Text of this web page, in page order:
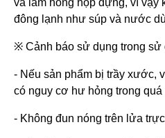
và làm hỏng hộp đựng, vì vậy
đông lạnh như súp và nước
※ Cảnh báo sử dụng trong sử
- Nếu sản phẩm bị trầy xước,
có nguy cơ hư hỏng trong quá
- Không đun nóng trên lửa